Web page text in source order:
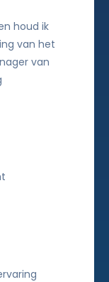
houd ik
van het
van